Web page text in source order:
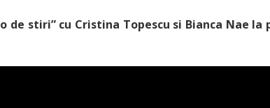
de stiri” cu Cristina Topescu si Bianca Nae la